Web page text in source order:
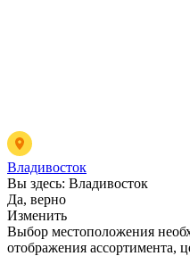
Владивосток
Вы здесь: Владивосток
Да, верно
Изменить
Выбор местоположения
отображения ассортимента,